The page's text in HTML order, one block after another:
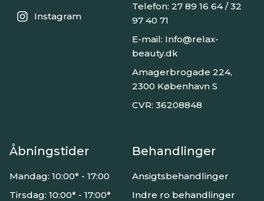
Instagram
Telefon: 27 89 16 64 / 32
97 40 71
E-mail: Info@relax-
beauty.dk
Amagerbrogade 224,
2300 København S
CVR: 36208848
Åbningstider
Mandag: 10:00* - 17:00
Tirsdag: 10:00* - 17:00*
Behandlinger
Ansigtsbehandlinger
Indre ro behandlinger